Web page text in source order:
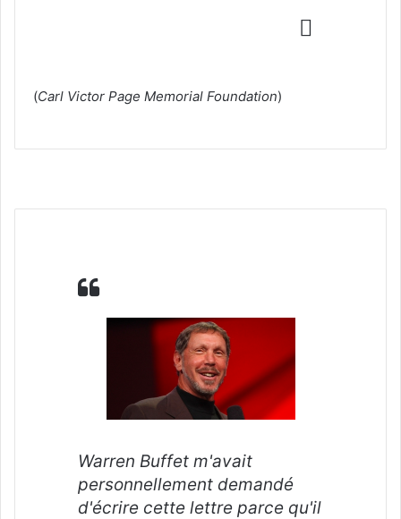
(Carl Victor Page Memorial Foundation)
Warren Buffet m'avait
personnellement demandé
d'écrire cette lettre parce qu'il